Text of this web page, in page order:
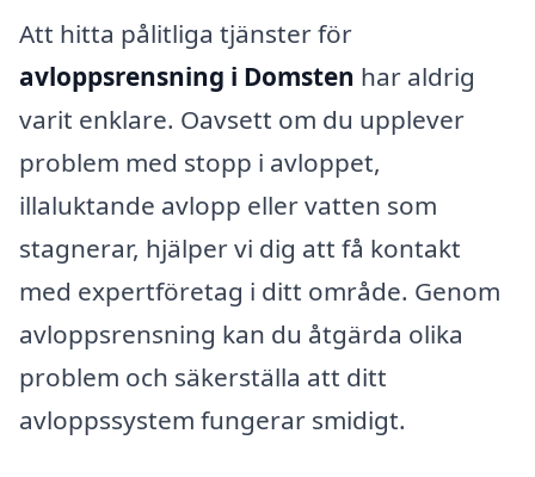
Att hitta pålitliga tjänster för
avloppsrensning i Domsten har aldrig
varit enklare. Oavsett om du upplever
problem med stopp i avloppet,
illaluktande avlopp eller vatten som
stagnerar, hjälper vi dig att få kontakt
med expertföretag i ditt område. Genom
avloppsrensning kan du åtgärda olika
problem och säkerställa att ditt
avloppssystem fungerar smidigt.